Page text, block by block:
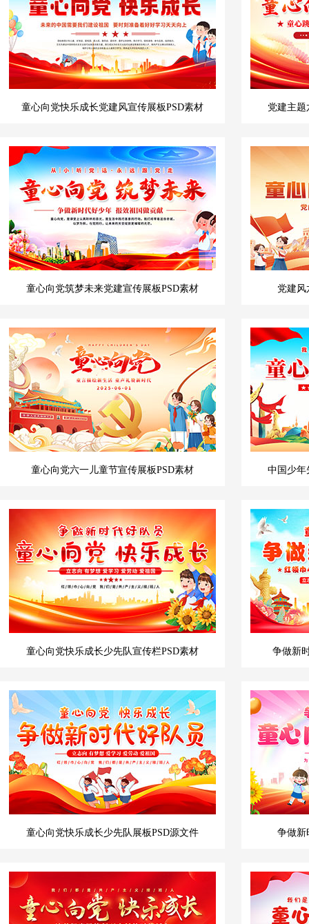
童心向党快乐成长党建风宣传展板PSD素材 党建主题
童心向党筑梦未来党建宣传展板PSD素材 党建风
童心向党六一儿童节宣传展板PSD素材 中国少年
童心向党快乐成长少先队宣传栏PSD素材 争做新
童心向党快乐成长少先队展板PSD源文件 争做新